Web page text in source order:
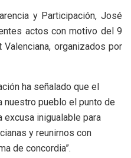
y Participación, José
actos con motivo del 9
Valenciana, organizados por
ha señalado que el
nuestro pueblo el punto de
excusa inigualable para
y reunirnos con
de concordia”.